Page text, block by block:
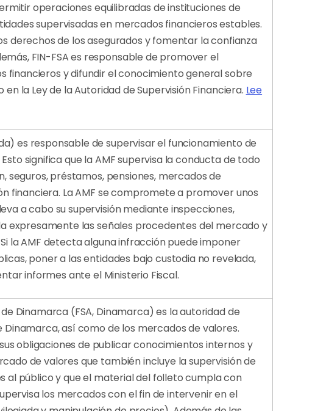
operaciones equilibradas de instituciones de
supervisadas en mercados financieros estables.
derechos de los asegurados y fomentar la confianza
FIN-FSA es responsable de promover el
y difundir el conocimiento general sobre
la Ley de la Autoridad de Supervisión Financiera. Lee
es responsable de supervisar el funcionamiento de
significa que la AMF supervisa la conducta de todo
seguros, préstamos, pensiones, mercados de
financiera. La AMF se compromete a promover unos
a cabo su supervisión mediante inspecciones,
expresamente las señales procedentes del mercado y
la AMF detecta alguna infracción puede imponer
poner a las entidades bajo custodia no revelada,
informes ante el Ministerio Fiscal.
Dinamarca (FSA, Dinamarca) es la autoridad de
así como de los mercados de valores.
obligaciones de publicar conocimientos internos y
de valores que también incluye la supervisión de
al público y que el material del folleto cumpla con
los mercados con el fin de intervenir en el